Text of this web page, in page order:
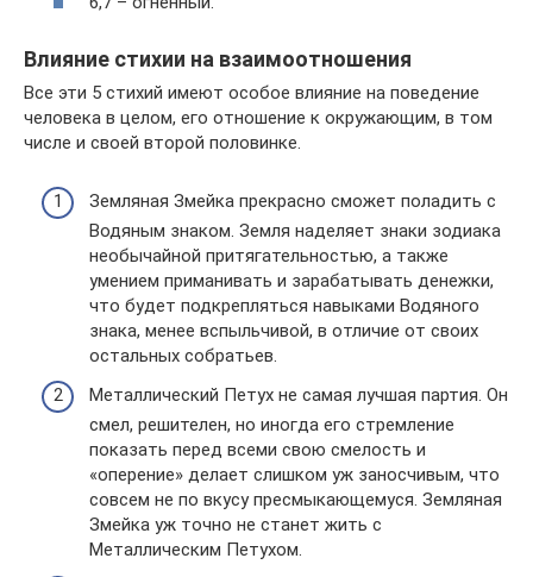
Влияние стихии на взаимоотношения
Все эти 5 стихий имеют особое влияние на поведение
человека в целом, его отношение к окружающим, в том
числе и своей второй половинке.
Земляная Змейка прекрасно сможет поладить с
Водяным знаком. Земля наделяет знаки зодиака
необычайной притягательностью, а также
умением приманивать и зарабатывать денежки,
что будет подкрепляться навыками Водяного
знака, менее вспыльчивой, в отличие от своих
остальных собратьев.
Металлический Петух не самая лучшая партия. Он
смел, решителен, но иногда его стремление
показать перед всеми свою смелость и
«оперение» делает слишком уж заносчивым, что
совсем не по вкусу пресмыкающемуся. Земляная
Змейка уж точно не станет жить с
Металлическим Петухом.